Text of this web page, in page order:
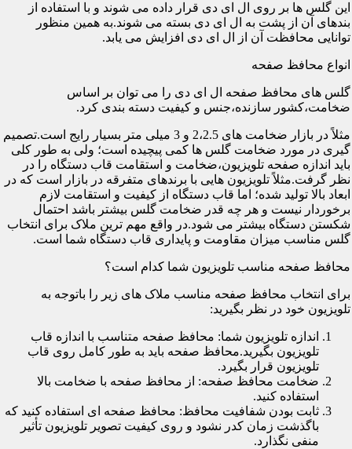
این گلس ها بر روی ال ای دی قرار داده می شوند و با استفاده از
بندهای آن از پشت به ال ای دی بسته می شوند.به همین منظور
توانایی محافظت آن از ال ای دی افزایش می یابد.
انواع محافظ صفحه
گلس های محافظ صفحه ال ای دی را می توان بر اساس
ضخامت،کشور سازنده،جنس و کیفیت دسته بندی کرد.
مثلاً در بازار ضخامت های 2،2.5 و 3 میلی متر بسیار رایج است.تصمیم
گیری در مورد ضخامت گلس ها کمی پیچیده است؛ ولی به طور کلی
باید اندازه صفحه تلویزیون،ضخامت و استقامت قاب دستگاه را در
نظر گرفت.مثلاً تلویزیون هایی با برندهای متفرقه در بازار است که در
ابعاد بالا تولید شده؛ اما قاب دستگاه از کیفیت و استقامت لازم
برخوردار نیست و هر چه قدر ضخامت گلس بیشتر باشد احتمال
شکستن دستگاه بیشتر می شود.در واقع مهم ترین ملاک برای انتخاب
گلس مناسب میزان مقاومت و پایداری قاب دستگاه شما است.
محافظ صفحه مناسب تلویزیون شما کدام است؟
برای انتخاب محافظ صفحه مناسب ملاک های زیر را باتوجه به
تلویزیون خود در نظر بگیرید:
اندازه تلویزیون شما: محافظ صفحه متناسب با اندازه قاب
تلویزیون بگیرید.محافظ صفحه باید به طور کامل روی قاب
تلویزیون قرار بگیرد.
ضخامت محافظ صفحه: از محافظ صفحه با ضخامت بالا
استفاده کنید.
ثابت بودن شفافیت محافظ: محافظ صفحه ای استفاده کنید که
باگذشت زمان کدر نشود و روی کیفیت تصویر تلویزیون تأثیر
منفی نگذارد.